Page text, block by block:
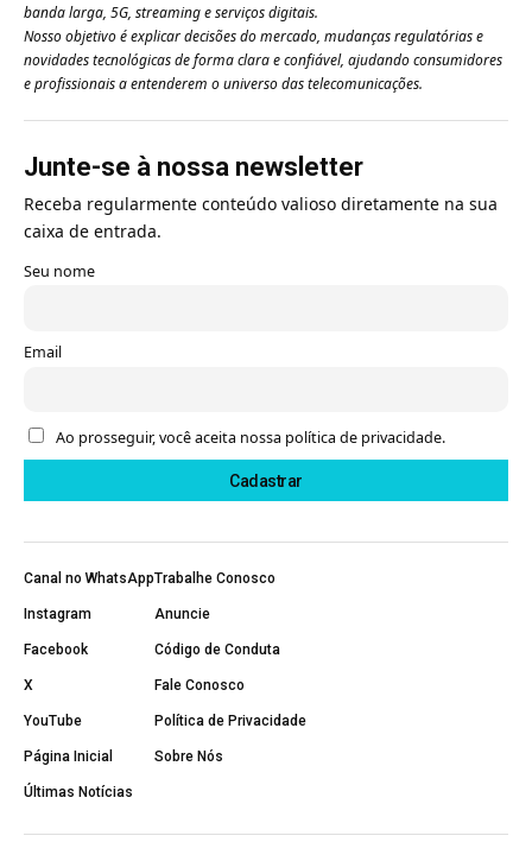
banda larga, 5G, streaming e serviços digitais.
Nosso objetivo é explicar decisões do mercado, mudanças regulatórias e
novidades tecnológicas de forma clara e confiável, ajudando consumidores
e profissionais a entenderem o universo das telecomunicações.
Junte-se à nossa newsletter
Receba regularmente conteúdo valioso diretamente na sua
caixa de entrada.
Seu nome
Email
Ao prosseguir, você aceita nossa política de privacidade.
Canal no WhatsApp
Instagram
Facebook
X
YouTube
Página Inicial
Últimas Notícias
Trabalhe Conosco
Anuncie
Código de Conduta
Fale Conosco
Política de Privacidade
Sobre Nós